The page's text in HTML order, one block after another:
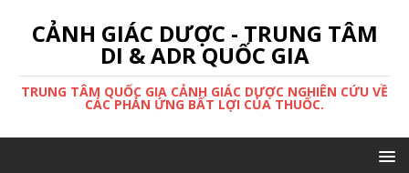
CẢNH GIÁC DƯỢC - TRUNG TÂM
DI & ADR QUỐC GIA
TRUNG TÂM QUỐC GIA CẢNH GIÁC DƯỢC NGHIÊN CỨU VỀ
CÁC PHẢN ỨNG BẤT LỢI CỦA THUỐC.